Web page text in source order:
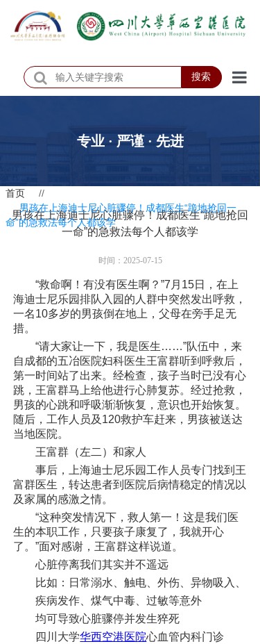
搜索
患者服务
门诊排班
科研教学
党建工作
院务公开
健康须知
人才引进
专题专栏
VR全景导览
专业 · 严谨 · 先进
男孩在上海迪士尼心脏骤停！成都医生“跪地抢回
一命”的急救法每个人都该学
时间：2025-07-15
“救命啊！有没有医生啊？”7月15日，在上
海迪士尼乐园排队入园的人群中突然发出呼救，
一名10多岁的男孩倒在地上，父母在旁手足无
措。
“请大家让一下，我是医生……”队伍中，来
自成都的五冶医院妇科医生王富群听到呼救后，
第一时间站了出来。经检查，孩子当时已没有心
跳，王富群马上给他进行心肺复苏。经过抢救，
男孩的心跳和呼吸渐渐恢复，意识也开始恢复。
随后，工作人员及120救护车赶来，男孩被送达
当地医院。
王富群（左二）和家人
事后，上海迪士尼乐园工作人员专门找到王
富群医生，转达患者到医院后病情稳定的情况以
及家属的感激之情。
“这种突发情况下，救人第一！这是我们医
生的本职工作，只要孩子康复了，我就开心
了。”面对感谢，王富群这样说道。
心脏停离我们其实并不遥远
比如：日常溺水、触电、外伤、异物吸入、
疾病发作、煤气中毒、过敏等意外
均可导致心脏骤停并发生猝死
四川大学华西空港医院心血管内科门诊
首页
//
男孩在上海迪士尼心脏骤停！成都医生“跪地抢回一
命”的急救法每个人都该学